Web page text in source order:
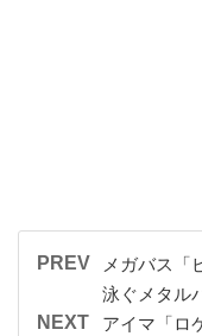
PREV
メガバス「
泳ぐメタル
NEXT
アイマ「ロ